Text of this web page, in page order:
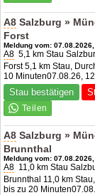
A8 Salzburg »
Forst
Meldung vom:
A8 5,1 km Stau
Forst 5,1 km Stau,
10 Minuten07.08.26,
Stau bestätigen
A8 Salzburg »
Brunnthal
Meldung vom:
A8 11,0 km Stau
Brunnthal 11,0 km
bis zu 20